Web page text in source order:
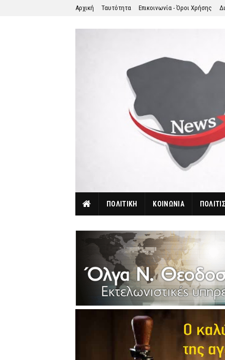
Αρχική Ταυτότητα Επικοινωνία - Όροι Χρήσης
ΠΟΛΙΤΙΚΗ ΚΟΙΝΩΝΙΑ